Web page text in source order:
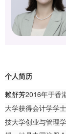
个人简历
赖舒芳2016年于香
大学获得会计学学
技大学创业与管理